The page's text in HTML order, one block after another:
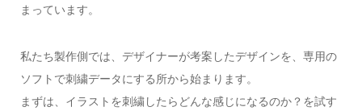
まっています。
私たち製作側では、デザイナーが考案したデザインを、専用の
ソフトで刺繍データにする所から始まります。
まずは、イラストを刺繍したらどんな感じになるのか？を試す